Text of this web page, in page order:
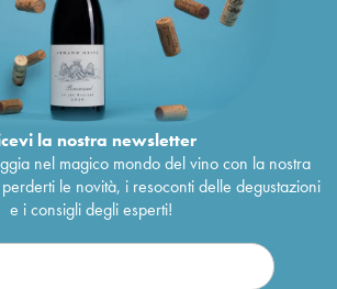
la nostra newsletter
nel magico mondo del vino con la nostra
le novità, i resoconti delle degustazioni
e i consigli degli esperti!